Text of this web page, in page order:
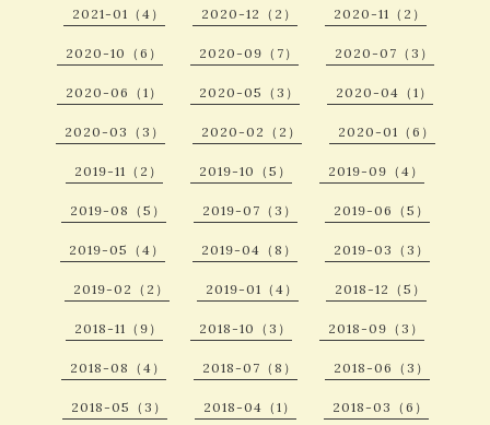
2021-01（4） 2020-12（2） 2020-11（2）
2020-10（6） 2020-09（7） 2020-07（3）
2020-06（1） 2020-05（3） 2020-04（1）
2020-03（3） 2020-02（2） 2020-01（6）
2019-11（2） 2019-10（5） 2019-09（4）
2019-08（5） 2019-07（3） 2019-06（5）
2019-05（4） 2019-04（8） 2019-03（3）
2019-02（2） 2019-01（4） 2018-12（5）
2018-11（9） 2018-10（3） 2018-09（3）
2018-08（4） 2018-07（8） 2018-06（3）
2018-05（3） 2018-04（1） 2018-03（6）